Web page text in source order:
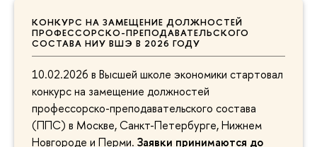
КОНКУРС НА ЗАМЕЩЕНИЕ ДОЛЖНОСТЕЙ
ПРОФЕССОРСКО-ПРЕПОДАВАТЕЛЬСКОГО
СОСТАВА НИУ ВШЭ В 2026 ГОДУ
10.02.2026 в Высшей школе экономики стартовал
конкурс на замещение должностей
профессорско-преподавательского состава
(ППС) в Москве, Санкт-Петербурге, Нижнем
Новгороде и Перми. Заявки принимаются до